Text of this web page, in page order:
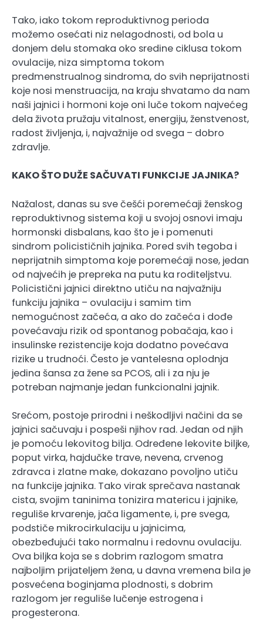
Tako, iako tokom reproduktivnog perioda
možemo osećati niz nelagodnosti, od bola u
donjem delu stomaka oko sredine ciklusa tokom
ovulacije, niza simptoma tokom
predmenstrualnog sindroma, do svih neprijatnosti
koje nosi menstruacija, na kraju shvatamo da nam
naši jajnici i hormoni koje oni luče tokom najvećeg
dela života pružaju vitalnost, energiju, ženstvenost,
radost življenja, i, najvažnije od svega – dobro
zdravlje.
KAKO ŠTO DUŽE SAČUVATI FUNKCIJE JAJNIKA?
Nažalost, danas su sve češći poremećaji ženskog
reproduktivnog sistema koji u svojoj osnovi imaju
hormonski disbalans, kao što je i pomenuti
sindrom policističnih jajnika. Pored svih tegoba i
neprijatnih simptoma koje poremećaji nose, jedan
od najvećih je prepreka na putu ka roditeljstvu.
Policistični jajnici direktno utiču na najvažniju
funkciju jajnika – ovulaciju i samim tim
nemogućnost začeća, a ako do začeća i dođe
povećavaju rizik od spontanog pobačaja, kao i
insulinske rezistencije koja dodatno povećava
rizike u trudnoći. Često je vantelesna oplodnja
jedina šansa za žene sa PCOS, ali i za nju je
potreban najmanje jedan funkcionalni jajnik.
Srećom, postoje prirodni i neškodljivi načini da se
jajnici sačuvaju i pospeši njihov rad. Jedan od njih
je pomoću lekovitog bilja. Određene lekovite biljke,
poput virka, hajdučke trave, nevena, crvenog
zdravca i zlatne make, dokazano povoljno utiču
na funkcije jajnika. Tako virak sprečava nastanak
cista, svojim taninima tonizira matericu i jajnike,
reguliše krvarenje, jača ligamente, i, pre svega,
podstiče mikrocirkulaciju u jajnicima,
obezbeđujući tako normalnu i redovnu ovulaciju.
Ova biljka koja se s dobrim razlogom smatra
najboljim prijateljem žena, u davna vremena bila je
posvećena boginjama plodnosti, s dobrim
razlogom jer reguliše lučenje estrogena i
progesterona.